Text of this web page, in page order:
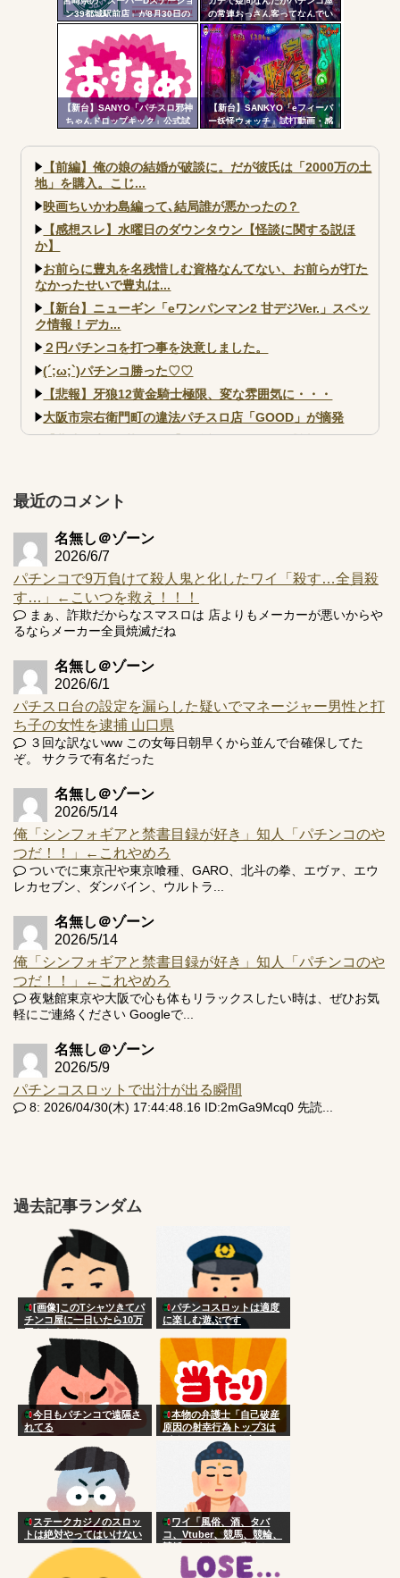
ン39都城駅前店」が8月30日の
営業をもって閉店へ
の常連おっさん客ってなんでい
つも同じ服着てるの？
【新台】SANYO「パチスロ邪神
ちゃんドロップキック」公式試
いなｗｗｗ
【新台】SANKYO「eフィーバ
ー妖怪ウォッチ」試打動画・感
ろ！SSS評価
【前編】俺の娘の結婚が破談に。だが彼氏は「2000万の土
地」を購入。こじ...
映画ちいかわ島編って､結局誰が悪かったの？
【感想スレ】水曜日のダウンタウン【怪談に関する説ほ
か】
お前らに豊丸を名残惜しむ資格なんてない、お前らが打た
なかったせいで豊丸は...
【新台】ニューギン「eワンパンマン2 甘デジVer.」スペッ
ク情報！デカ...
２円パチンコを打つ事を決意しました。
(´;ω;`)パチンコ勝った♡♡
【悲報】牙狼12黄金騎士極限、変な雰囲気に・・・
大阪市宗右衛門町の違法パチスロ店「GOOD」が摘発
【北斗転生2も落ちた？】最近のパチスロ型式試験はミミズ
プ報告あり！弱予告...
井の軽い絆？
Powered by livedoor 相互RSS
最近のコメント
名無し＠ゾーン
2026/6/7
パチンコで9万負けて殺人鬼と化したワイ「殺す…全員殺
す…」←こいつを救え！！！
まぁ、詐欺だからなスマスロは 店よりもメーカーが悪いからや
るならメーカー全員焼滅だね
名無し＠ゾーン
2026/6/1
パチスロ台の設定を漏らした疑いでマネージャー男性と打
ち子の女性を逮捕 山口県
３回な訳ないww この女毎日朝早くから並んで台確保してた
ぞ。 サクラで有名だった
名無し＠ゾーン
2026/5/14
俺「シンフォギアと禁書目録が好き」知人「パチンコのや
つだ！！」←これやめろ
ついでに東京卍や東京喰種、GARO、北斗の拳、エヴァ、エウ
レカセブン、ダンバイン、ウルトラ...
名無し＠ゾーン
2026/5/14
俺「シンフォギアと禁書目録が好き」知人「パチンコのや
つだ！！」←これやめろ
夜魅館東京や大阪で心も体もリラックスしたい時は、ぜひお気
軽にご連絡ください Googleで...
名無し＠ゾーン
2026/5/9
パチンコスロットで出汁が出る瞬間
8: 2026/04/30(木) 17:44:48.16 ID:2mGa9Mcq0 先読...
過去記事ランダム
[画像]このTシャツきてパ
チンコ屋に一日いたら10万
円もらえるならやるか？
パチンコスロットは適度
に楽しむ遊ぶです
今日もパチンコで遠隔さ
れてる
本物の弁護士「自己破産
原因の射幸行為トップ3は
パチンコ、ソシャゲ、FX」
ステークカジノのスロッ
トは絶対やってはいけない
ワイ「風俗、酒、タバ
コ、Vtuber、競馬、競輪、
競艇、パチンコ、宝くじ一
切やりません興味ありませ
ん」